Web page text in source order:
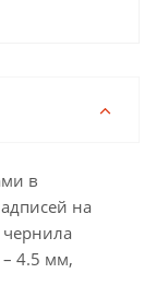
в
на
– 4.5 мм,